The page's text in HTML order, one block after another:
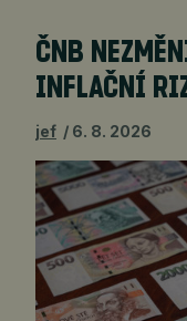
ČNB
INFLAČNÍ
jef 6. 8. 2026